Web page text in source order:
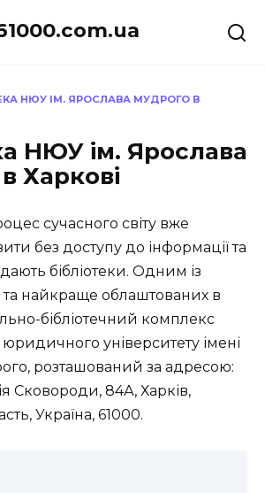
НЮУ ІМ. ЯРОСЛАВА МУДРОГО В
НЮУ ім. Ярослава
Харкові
сучасного світу вже
без доступу до інформації та
бібліотеки. Одним із
та найкраще облаштованих в
бібліотечний комплекс
університету імені
розташований за адресою:
Сковороди, 84А, Харків,
Україна, 61000.